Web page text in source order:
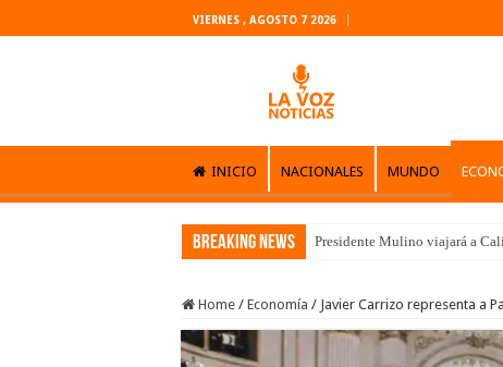
VIERNES , AGOSTO 7 2026
INICIO NACIONALES MUNDO
Breaking News Presidente Mulino viajará a
Home / Economía / Javier Carrizo representa a